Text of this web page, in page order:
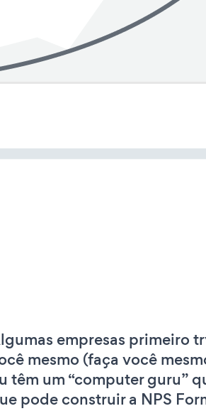
empresas primeiro
mesmo (faça você
têm um “computer guru”
pode construir a NPS